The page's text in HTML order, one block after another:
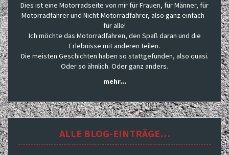
Dies ist eine Motorradseite von mir für Frauen, für Männer, für
Motorradfahrer und Nicht-Motorradfahrer, also ganz einfach -
für alle!
Ich möchte das Motorradfahren, den Spaß daran und die
Erlebnisse mit anderen teilen.
Die meisten Geschichten haben so stattgefunden, also quasi.
Oder so ähnlich. Oder ganz anders.
mehr...
ALLE BLOG-EINTRÄGE…